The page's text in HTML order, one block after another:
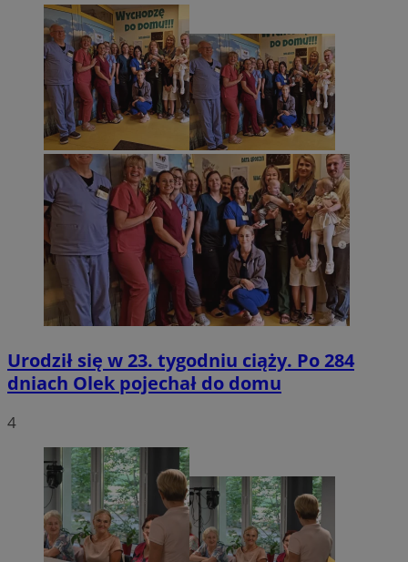
Urodził się w 23. tygodniu ciąży. Po 284
dniach Olek pojechał do domu
4